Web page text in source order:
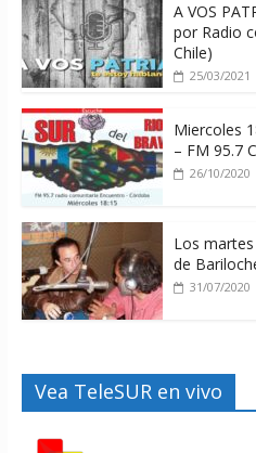
A VOS
por Radio
Chile)
25/03/2021
Miercoles
– FM 95.7
26/10/2020
Los martes
de
31/07/2020
Vea TeleSUR en vivo